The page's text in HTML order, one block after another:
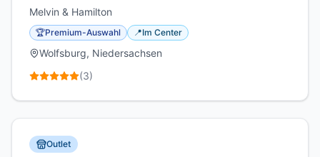
Melvin & Hamilton
🏆Premium-Auswahl 📍Im Center
Wolfsburg, Niedersachsen
(3)
Outlet